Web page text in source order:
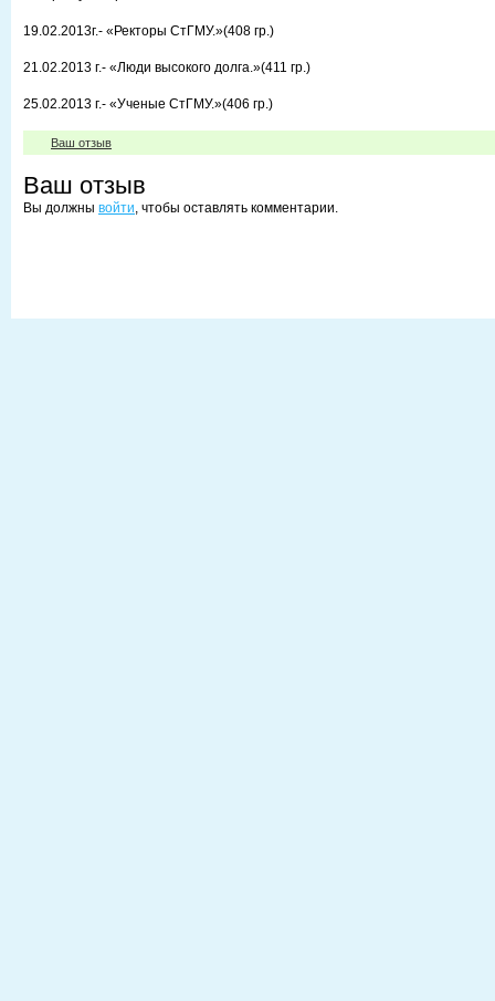
19.02.2013г.- «Ректоры СтГМУ.»(408 гр.)
21.02.2013 г.- «Люди высокого долга.»(411 гр.)
25.02.2013 г.- «Ученые СтГМУ.»(406 гр.)
Ваш отзыв
Ваш отзыв
Вы должны войти, чтобы оставлять комментарии.